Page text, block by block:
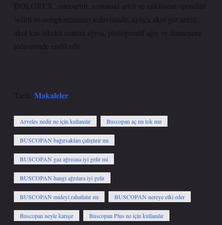
DOLOREX, osteoartrit, romatoid artrit ve ankilozan spondilit
belirti ve semptomlarının tedavisinde, ayrıca akut gut artriti,
akut kas-iskelet sistemi ağrısı, postoperatif ağrı ve dismenore
tedavisinde endikedir.
Tarih: Makaleler
Arveles nedir ne için kullanılır Buscopan aç mı tok mu
BUSCOPAN bağırsakları çalıştırır mı
BUSCOPAN gaz ağrısına iyi gelir mi
BUSCOPAN hangi ağrılara iyi gelir
BUSCOPAN mideyi rahatlatır mı BUSCOPAN nereye etki eder
Buscopan neyle karışır Buscopan Plus ne için kullanılır